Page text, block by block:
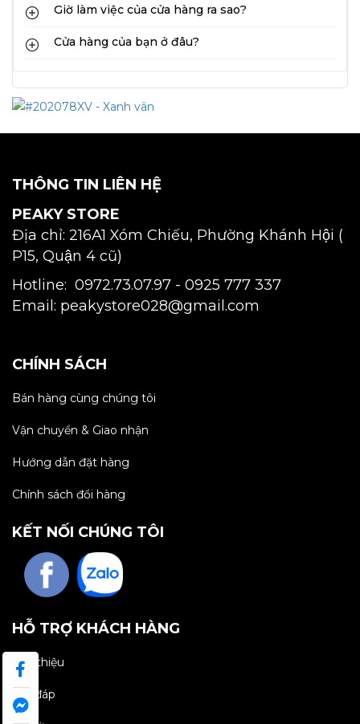
Giờ làm việc của cửa hàng ra sao?
Cửa hàng của bạn ở đâu?
THÔNG TIN LIÊN HỆ
PEAKY STORE
Địa chỉ: 216A1 Xóm Chiếu, Phường Khánh Hội (
P15, Quận 4 cũ)
Hotline: 0972.73.07.97 - 0925 777 337
Email: peakystore028@gmail.com
CHÍNH SÁCH
Bán hàng cùng chúng tôi
Vận chuyển & Giao nhận
Hướng dẫn đặt hàng
Chính sách đổi hàng
KẾT NỐI CHÚNG TÔI
HỖ TRỢ KHÁCH HÀNG
Giới thiệu
Hỏi đáp